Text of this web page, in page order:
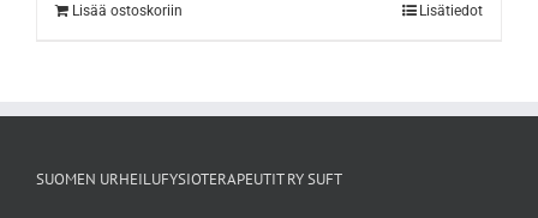
Lisää ostoskoriin Lisätiedot
SUOMEN URHEILUFYSIOTERAPEUTIT RY SUFT